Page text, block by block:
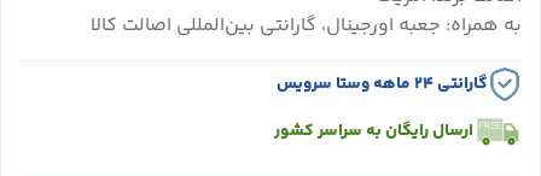
به همراه: جعبه اورجینال، گارانتی بین‌المللی اصالت کالا
گارانتی ۲۴ ماهه وستا سرویس
ارسال رایگان به سراسر کشور